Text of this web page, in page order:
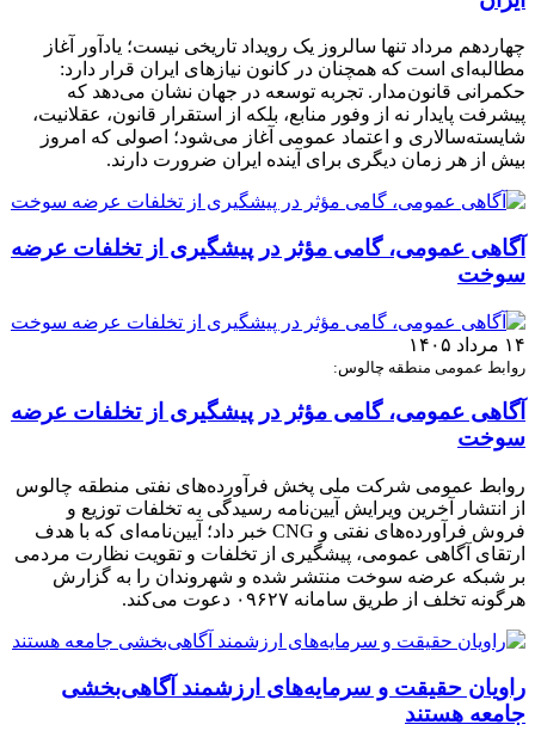
چهاردهم مرداد تنها سالروز یک رویداد تاریخی نیست؛ یادآور آغاز
مطالبه‌ای است که همچنان در کانون نیازهای ایران قرار دارد:
حکمرانی قانون‌مدار. تجربه توسعه در جهان نشان می‌دهد که
پیشرفت پایدار نه از وفور منابع، بلکه از استقرار قانون، عقلانیت،
شایسته‌سالاری و اعتماد عمومی آغاز می‌شود؛ اصولی که امروز
بیش از هر زمان دیگری برای آینده ایران ضرورت دارند.
آگاهی عمومی، گامی مؤثر در پیشگیری از تخلفات عرضه
سوخت
۱۴ مرداد ۱۴۰۵
روابط عمومی منطقه چالوس:
آگاهی عمومی، گامی مؤثر در پیشگیری از تخلفات عرضه
سوخت
روابط عمومی شرکت ملی پخش فرآورده‌های نفتی منطقه چالوس
از انتشار آخرین ویرایش آیین‌نامه رسیدگی به تخلفات توزیع و
فروش فرآورده‌های نفتی و CNG خبر داد؛ آیین‌نامه‌ای که با هدف
ارتقای آگاهی عمومی، پیشگیری از تخلفات و تقویت نظارت مردمی
بر شبکه عرضه سوخت منتشر شده و شهروندان را به گزارش
هرگونه تخلف از طریق سامانه ۰۹۶۲۷ دعوت می‌کند.
راویان حقیقت و سرمایه‌های ارزشمند آگاهی‌بخشی
جامعه هستند